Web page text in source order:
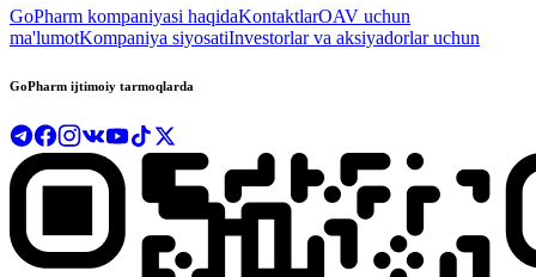
GoPharm kompaniyasi haqidaKontaktlarOAV uchun
ma'lumotKompaniya siyosatiInvestorlar va aksiyadorlar uchun
GoPharm ijtimoiy tarmoqlarda